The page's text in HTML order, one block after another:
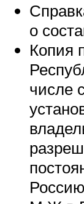
о
Копия
числе